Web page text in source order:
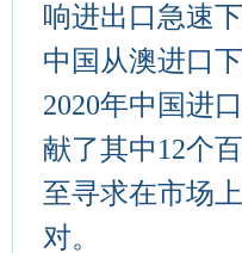
响进出口急速
中国从澳进口
2020年中国进
献了其中12个
至寻求在市场
对。